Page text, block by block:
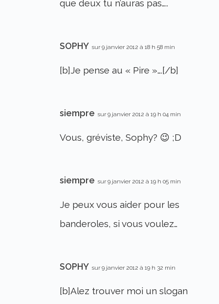
que deux tu n’auras pas…..
SOPHY sur 9 janvier 2012 à 18 h 58 min
[b]Je pense au « Pire »….[/b]
siempre sur 9 janvier 2012 à 19 h 04 min
Vous, gréviste, Sophy? 😉 ;D
siempre sur 9 janvier 2012 à 19 h 05 min
Je peux vous aider pour les
banderoles, si vous voulez…
SOPHY sur 9 janvier 2012 à 19 h 32 min
[b]Alez trouver moi un slogan